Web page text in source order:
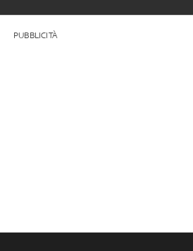
PUBBLICITÀ